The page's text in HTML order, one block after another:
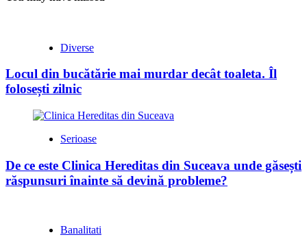
Diverse
Locul din bucătărie mai murdar decât toaleta. Îl
folosești zilnic
Serioase
De ce este Clinica Hereditas din Suceava unde găsești
răspunsuri înainte să devină probleme?
Banalitati